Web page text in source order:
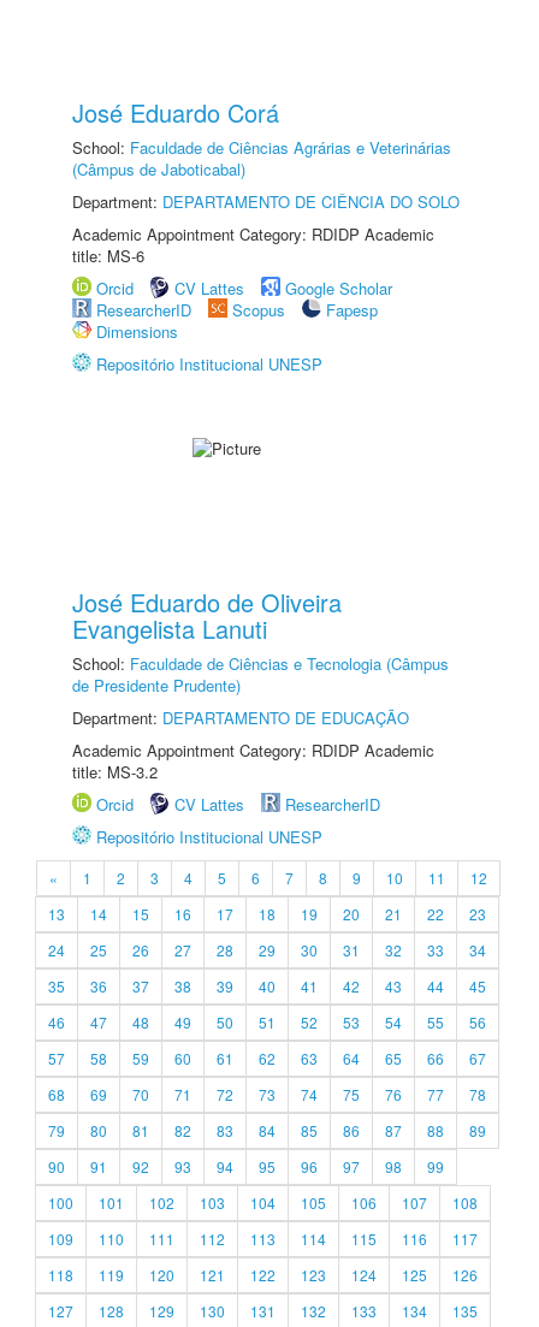
José Eduardo Corá
School: Faculdade de Ciências Agrárias e Veterinárias
(Câmpus de Jaboticabal)
Department: DEPARTAMENTO DE CIÊNCIA DO SOLO
Academic Appointment Category: RDIDP Academic
title: MS-6
Orcid
CV Lattes
Google Scholar
ResearcherID
Scopus
Fapesp
Dimensions
Repositório Institucional UNESP
José Eduardo de Oliveira
Evangelista Lanuti
School: Faculdade de Ciências e Tecnologia (Câmpus
de Presidente Prudente)
Department: DEPARTAMENTO DE EDUCAÇÃO
Academic Appointment Category: RDIDP Academic
title: MS-3.2
Orcid
CV Lattes
ResearcherID
Repositório Institucional UNESP
« 1 2 3 4 5 6 7 8 9 10 11
12
13
14 15 16 17 18 19 20 21 22
23
24
25 26 27 28 29 30 31 32 33
34
35
36 37 38 39 40 41 42 43 44
45
46
47 48 49 50 51 52 53 54 55
56
57
58 59 60 61 62 63 64 65 66
67
68
69 70 71 72 73 74 75 76 77
78
79
80 81 82 83 84 85 86 87 88
89
90
91 92 93 94 95 96 97 98
99
100
101 102 103 104 105 106 107
108
109
110 111 112 113 114 115 116
117
118
119 120 121 122 123 124 125
126
127
128 129 130 131 132 133 134
135